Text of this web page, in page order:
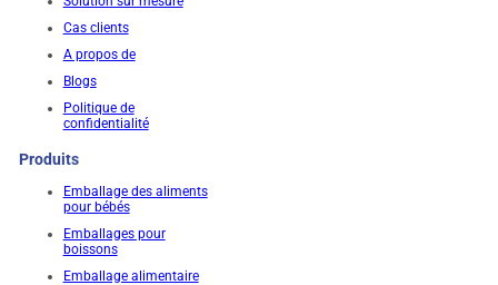
Cas clients
A propos de
Blogs
Politique de
confidentialité
Produits
Emballage des aliments
pour bébés
Emballages pour
boissons
Emballage alimentaire